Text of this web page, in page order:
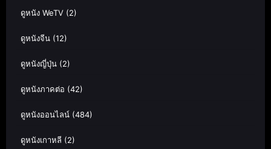
ดูหนัง WeTV (2)
ดูหนังจีน (12)
ดูหนังญี่ปุ่น (2)
ดูหนังภาคต่อ (42)
ดูหนังออนไลน์ (484)
ดูหนังเกาหลี (2)